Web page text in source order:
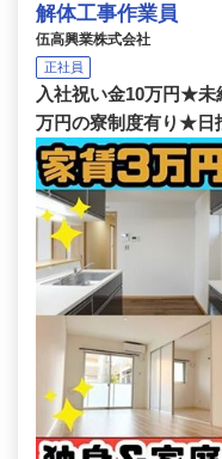
解体工事作業員
伍高興業株式会社
正社員
入社祝い金10万円★未
万円の寮制度有り★